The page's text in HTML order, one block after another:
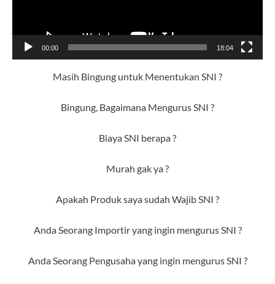
00:00 18:04
Masih Bingung untuk Menentukan SNI ?
Bingung, Bagaimana Mengurus SNI ?
Biaya SNI berapa ?
Murah gak ya ?
Apakah Produk saya sudah Wajib SNI ?
Anda Seorang Importir yang ingin mengurus SNI ?
Anda Seorang Pengusaha yang ingin mengurus SNI ?